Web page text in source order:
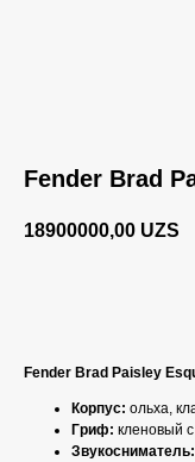
Fender Brad
18900000,00 UZS
Fender Brad Paisley
Корпус: ольха,
Гриф: кленовый
Звукосниматель: